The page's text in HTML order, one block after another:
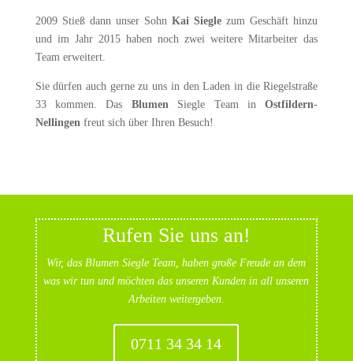
2009 Stieß dann unser SohnKai Siegle zum Geschäft hinzu
und im Jahr 2015 haben noch zwei weitere Mitarbeiter das
Team erweitert.
Sie dürfen auch gerne zu uns in den Laden in die Riegelstraße
33 kommen. Das BlumenSiegle Team inOstfildern-
Nellingenfreut sich über Ihren Besuch!
Rufen Sie uns an!
Wir, das Blumen Siegle Team, haben große Freude an dem
was wir tun und möchten das unseren Kunden in all unseren
Arbeiten weitergeben.
0711 34 34 14